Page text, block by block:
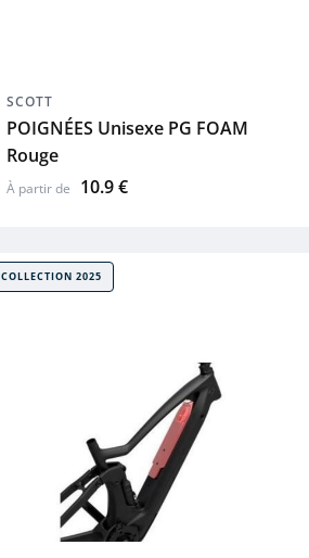
SCOTT
POIGNÉES Unisexe PG FOAM
Rouge
À partir de 10.9 €
COLLECTION 2025